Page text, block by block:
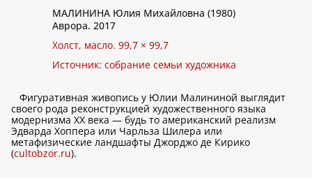
МАЛИНИНА Юлия Михайловна (1980)
Аврора. 2017
Холст, масло. 99,7 × 99,7
Источник: собрание семьи художника
Фигуративная живопись у Юлии Малининой выглядит
своего рода реконструкцией художественного языка
модернизма ХХ века — будь то американский реализм
Эдварда Хоппера или Чарльза Шилера или
метафизические ландшафты Джорджо де Кирико
(cultobzor.ru).